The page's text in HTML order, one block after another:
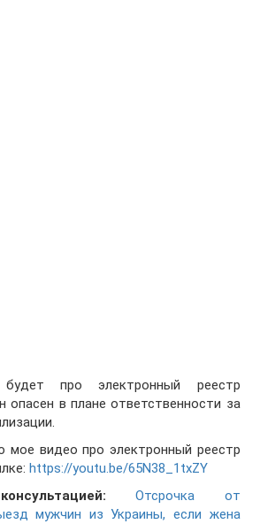
про электронный реестр
опасен в плане ответственности за
мое видео про электронный реестр
https://youtu.be/65N38_1txZY
Отсрочка от
мужчин из Украины, если жена